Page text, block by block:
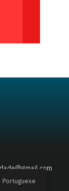
Portuguese